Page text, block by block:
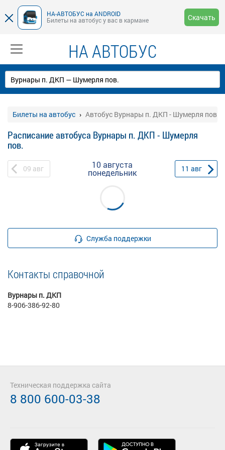
НА-АВТОБУС на ANDROID
Билеты на автобус у вас в кармане
Скачать
НА АВТОБУС
Билеты на автобус Автобус Вурнары п. ДКП - Шумерля пов.
Расписание автобуса Вурнары п. ДКП - Шумерля
пов.
09 авг 10 августа
понедельник 11 авг
Служба поддержки
Контакты справочной
Вурнары п. ДКП
8-906-386-92-80
Техническая поддержка сайта
8 800 600-03-38